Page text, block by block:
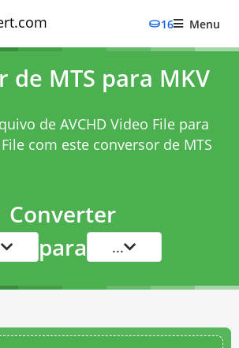
16 Menu
de MTS para MKV
de AVCHD Video File para
com este conversor de MTS
Converter
para ...